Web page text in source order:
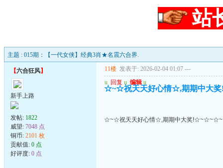
站
主题 : 015期：【一代女侠】经典3肖★名震六合界.
【六合狂风】
新手上路
发帖: 1822
威望: 7048 点
铜币: 2101 枚
贡献值: 0 点
好评度: 0 点
11楼 发表于: 2026-02-04 01:07 ---
u 回复 u 编辑 u
☆~☆祝天天好心情☆,期期中大
☆~☆祝天天好心情☆,期期中大奖